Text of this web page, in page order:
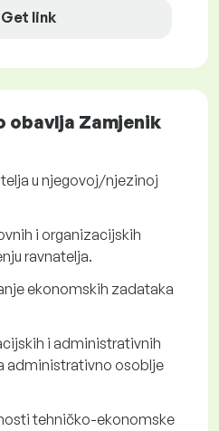
Get link
obavlja Zamjenik
u njegovoj/njezinoj
i organizacijskih
ravnatelja.
ekonomskih zadataka
i administrativnih
administrativno osoblje
tehničko-ekonomske